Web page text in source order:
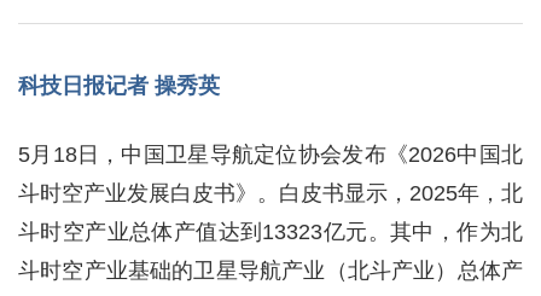
科技日报记者 操秀英
5月18日，中国卫星导航定位协会发布《2026中国北
斗时空产业发展白皮书》。白皮书显示，2025年，北
斗时空产业总体产值达到13323亿元。其中，作为北
斗时空产业基础的卫星导航产业（北斗产业）总体产